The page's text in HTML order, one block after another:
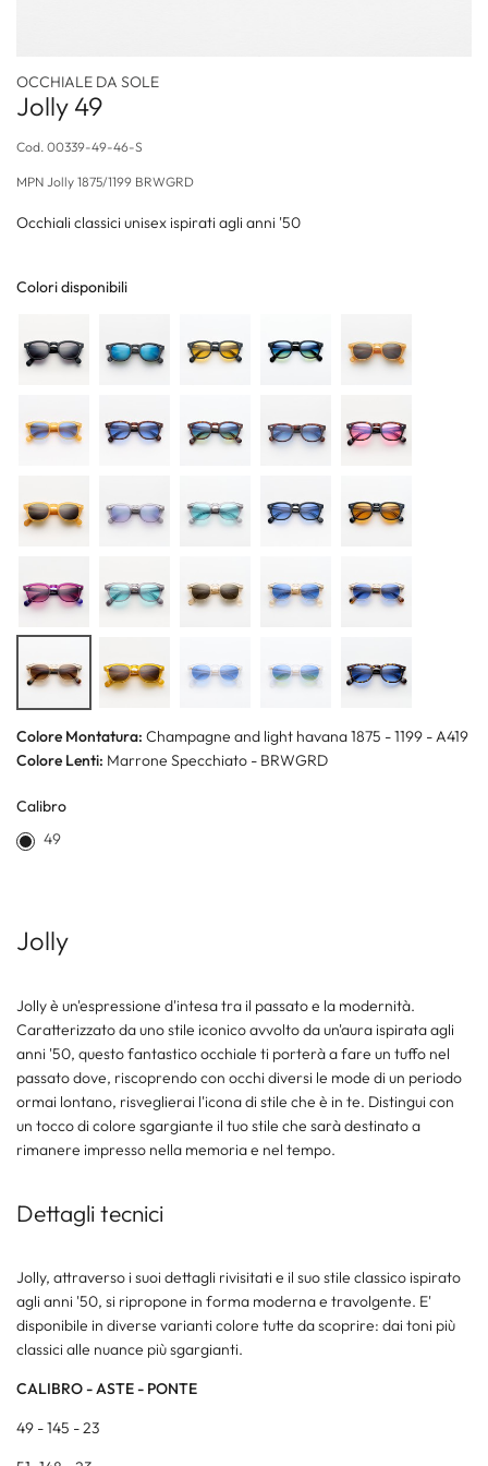
OCCHIALE DA SOLE
Jolly 49
Cod. 00339-49-46-S
MPN Jolly 1875/1199 BRWGRD
Occhiali classici unisex ispirati agli anni '50
Colori disponibili
Colore Montatura: Champagne and light havana 1875 - 1199 - A419
Colore Lenti: Marrone Specchiato - BRWGRD
Calibro
49
Jolly
Jolly è un'espressione d'intesa tra il passato e la modernità.
Caratterizzato da uno stile iconico avvolto da un'aura ispirata agli
anni '50, questo fantastico occhiale ti porterà a fare un tuffo nel
passato dove, riscoprendo con occhi diversi le mode di un periodo
ormai lontano, risveglierai l'icona di stile che è in te. Distingui con
un tocco di colore sgargiante il tuo stile che sarà destinato a
rimanere impresso nella memoria e nel tempo.
Dettagli tecnici
Jolly, attraverso i suoi dettagli rivisitati e il suo stile classico ispirato
agli anni '50, si ripropone in forma moderna e travolgente. E'
disponibile in diverse varianti colore tutte da scoprire: dai toni più
classici alle nuance più sgargianti.
CALIBRO - ASTE - PONTE
49 - 145 - 23